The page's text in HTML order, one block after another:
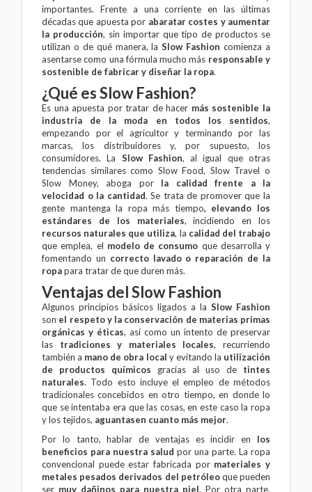
importantes. Frente a una corriente en las últimas
décadas que apuesta por abaratar costes y aumentar
la producción, sin importar que tipo de productos se
utilizan o de qué manera, laSlow Fashion comienza a
asentarse como una fórmula mucho más responsable y
sostenible de fabricar y diseñar la ropa.
¿Qué es Slow Fashion?
Es una apuesta por tratar de hacer más sostenible la
industria de la moda en todos los sentidos,
empezando por el agricultor y terminando por las
marcas, los distribuidores y, por supuesto, los
consumidores. La Slow Fashion, al igual que otras
tendencias similares como Slow Food, Slow Travel o
Slow Money, aboga por la calidad frente a la
velocidad o la cantidad. Se trata de promover que la
gente mantenga la ropa más tiempo, elevando los
estándares de los materiales, incidiendo en los
recursos naturales que utiliza, la calidad del trabajo
que emplea, el modelo de consumo que desarrolla y
fomentando un correcto lavado o reparación de la
ropapara tratar de que duren más.
Ventajas del Slow Fashion
Algunos principios básicos ligados a la Slow Fashion
son el respeto y la conservación de materias primas
orgánicas y éticas, así como un intento de preservar
las tradiciones y materiales locales, recurriendo
también a mano de obra local y evitando la utilización
de productos químicos gracias al uso de tintes
naturales. Todo esto incluye el empleo de métodos
tradicionales concebidos en otro tiempo, en donde lo
que se intentaba era que las cosas, en este caso la ropa
y los tejidos, aguantasen cuanto más mejor.
Por lo tanto, hablar de ventajas es incidir en los
beneficios para nuestra salud por una parte. La ropa
convencional puede estar fabricada por materiales y
metales pesados derivados del petróleoque pueden
ser muy dañinos para nuestra piel. Por otra parte,